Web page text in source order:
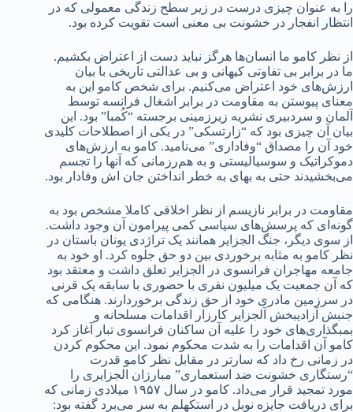
را به عنوان چیزی درست در زیر سطح زندگی معمولی که در
انتظار انفجار در خشونت بی معنی است تقویت کرده بود.
از نظر کامو ما انسان‌ها هرگز نباید دست از اعتراض بکشیم.
ما در برابر بی تفاوتی کیهانی و بی عدالتی تاریخی با بیان
ارزش‌های خود اعتراض می‌کنیم. برای شخص کامو این به
معنای پیوستن به مقاومت در برابر اشغال فرانسه توسط
آلمان و سردبیری نشریه زیرزمینی برجسته “کُمبا” بود. این
بیان آن چیزی بود که “زارتسکی” در یکی از اصطلاحات کلیدی
خود آن را مصداق “وفاداری” می‌نامید. کامو به ارزش‌های
دموکراتیک و سوسیالیستی و به هم‌رزمانی که آنها را تجسم
می‌بخشیدند حتی به بهای به خطر انداختن جان اش وفادار بود.
مقاومت در برابر نازیسم از نظر اخلاقی کاملا مشخص بود به
گونه‌ای که پرسش‌های سیاسی کمی پیرامون آن وجود داشت.
از سوی دیگر، جنگ الجزایر همانند یک تراژدی یونان باستان در
نظر کامو به مثابه برخوردی بین دو حق جلوه کرد. او خود به
جامعه مهاجران فرانسوی در الجزایر تعلق داشت و معتقد بود
که آن جمعیت یک میلیون نفری با حضوری با سابقه یک قرنی
در سرزمین مادری خود از حق زندگی برخوردارند. هنگامی که
جنبش آزادیبخش آلجزایر کارزار اقدامات مسلحانه و
بمبگذاری‌های خود را علیه آن ساکنان فرانسوی تبار آغاز کرد
کامو آن اقدامات را به شدت محکوم نمود. این محکوم کردن
در زمانی رخ داد که سارتر در مقابل نظر کامو قدرت
“رستگاری خشونت ضد استعماری” مبارزان الجزایری را
مورد تمجید قرار می‌داد. کامو در سال ۱۹۵۷ میلادی زمانی که
برای دریافت جایزه نوبل در استکهلم به سر می‌برد گفته بود: